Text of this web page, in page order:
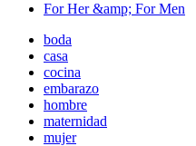
For Her &amp; For Men
boda
casa
cocina
embarazo
hombre
maternidad
mujer